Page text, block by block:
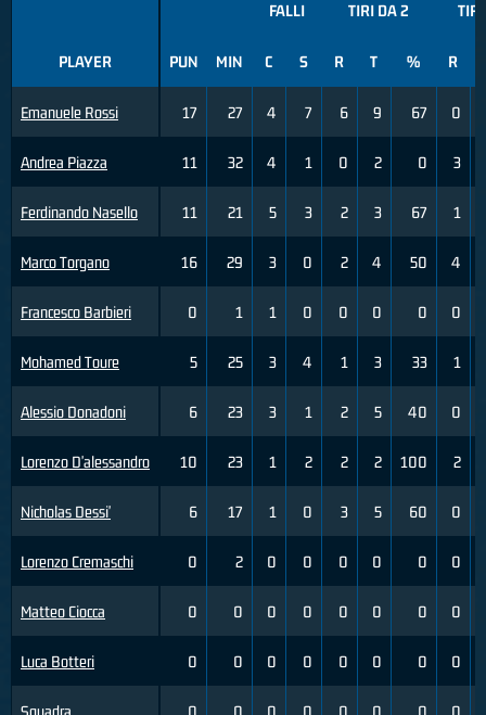
PLAYER
Emanuele Rossi
Andrea Piazza
Ferdinando Nasello
Marco Torgano
Francesco Barbieri
Mohamed Toure
Alessio Donadoni
Lorenzo D'alessandro
Nicholas Dessi'
Lorenzo Cremaschi
Matteo Ciocca
Luca Botteri
FALLI TIRI DA 2
PUN MIN C S R T % R
17 27 4 7 6 9 67 0
11 32 4 1 0 2 0 3
11 21 5 3 2 3 67 1
16 29 3 0 2 4 50 4
0 1 1 0 0 0 0 0
5 25 3 4 1 3 33 1
6 23 3 1 2 5 40 0
10 23 1 2 2 2 100 2
6 17 1 0 3 5 60 0
0 2 0 0 0 0 0 0
0 0 0 0 0 0 0 0
0 0 0 0 0 0 0 0